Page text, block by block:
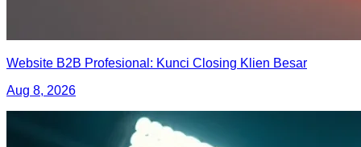
Website B2B Profesional: Kunci Closing Klien Besar
Aug 8, 2026